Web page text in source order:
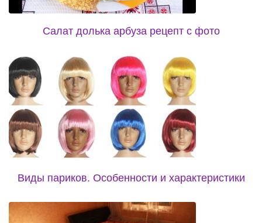
Салат долька арбуза рецепт с фото
Виды париков. Особенности и характеристики